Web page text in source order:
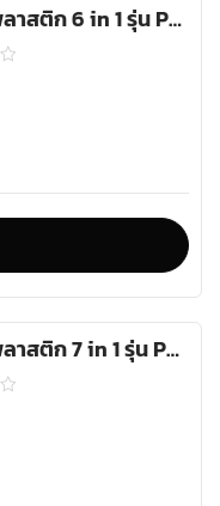
ปากกาพลาสติก 6 in 1 รุ่น PEN-B021
ปากกาพลาสติก 7 in 1 รุ่น PEN-FP24